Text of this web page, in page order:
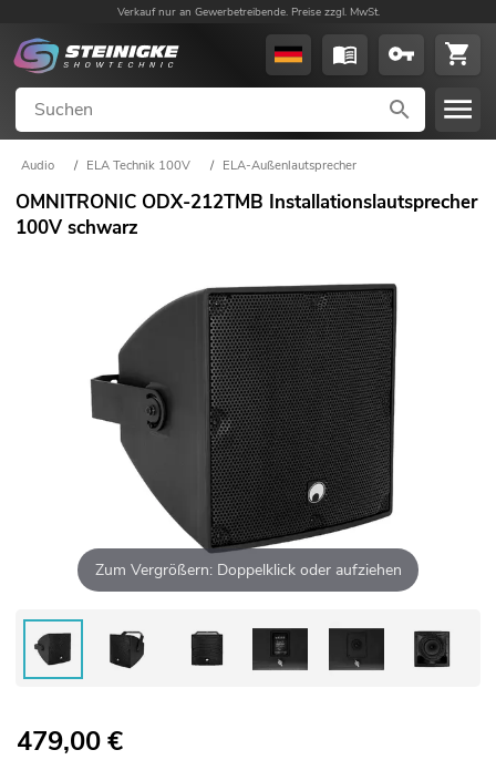
Verkauf nur an Gewerbetreibende. Preise zzgl. MwSt.
Audio / ELA Technik 100V / ELA-Außenlautsprecher
OMNITRONIC ODX-212TMB Installationslautsprecher
100V schwarz
Zum Vergrößern: Doppelklick oder aufziehen
479,00€